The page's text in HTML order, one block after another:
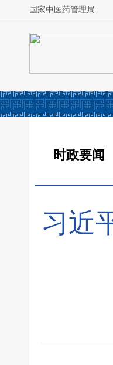
国家中医药管理局
时政要闻
习近